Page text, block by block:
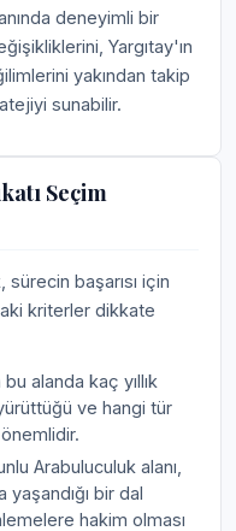
deneyimli bir
Yargıtay'ın
yakından takip
sunabilir.
Seçim
başarısı için
kriterler dikkate
bu alanda kaç yıllık
ve hangi tür
Arabuluculuk alanı,
bir dal
hakim olması